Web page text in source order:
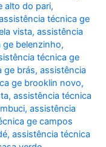
alto do pari,
técnica ge
vista,assistência
belenzinho,
técnica ge
ge brás,assistência
ge brooklin novo,
,assistência técnica
,assistência
ge campos
,assistência técnica